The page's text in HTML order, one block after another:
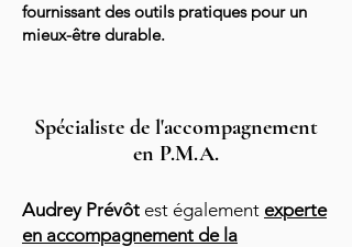
fournissant des outils pratiques pour un
mieux-être durable.
Spécialiste de l'accompagnement
en P.M.A.
Audrey Prévôt est également experte
en accompagnement de la